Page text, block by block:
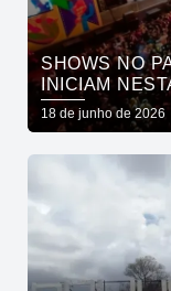
SHOWS NO
INICIAM
ALCYMAR
DO VALE
18 de junho de 2026